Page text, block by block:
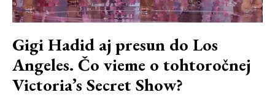
Gigi Hadid aj presun do Los
Angeles. Čo vieme o tohtoročnej
Victoria’s Secret Show?